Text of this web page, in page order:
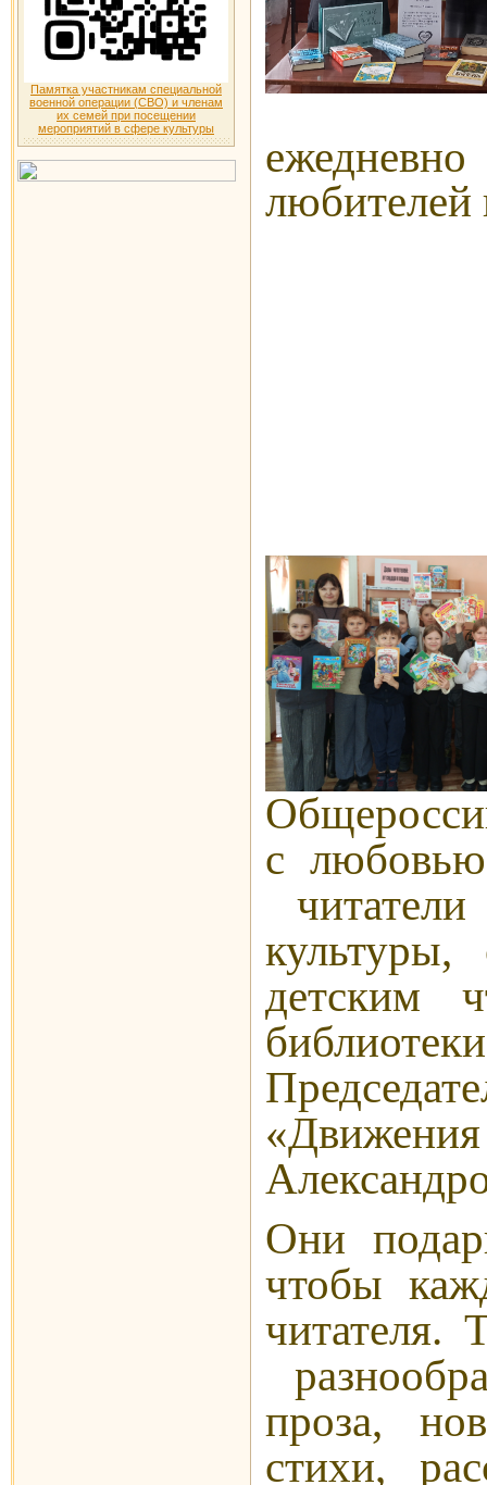
Памятка участникам специальной
военной операции (СВО) и членам
их семей при посещении
мероприятий в сфере культуры
любителей
с
культуры,
детским
Они
чтобы
читателя.
проза,
стихи,